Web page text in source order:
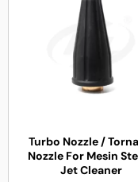
Turbo Nozzle /
Nozzle For Mesin
Jet Cleaner